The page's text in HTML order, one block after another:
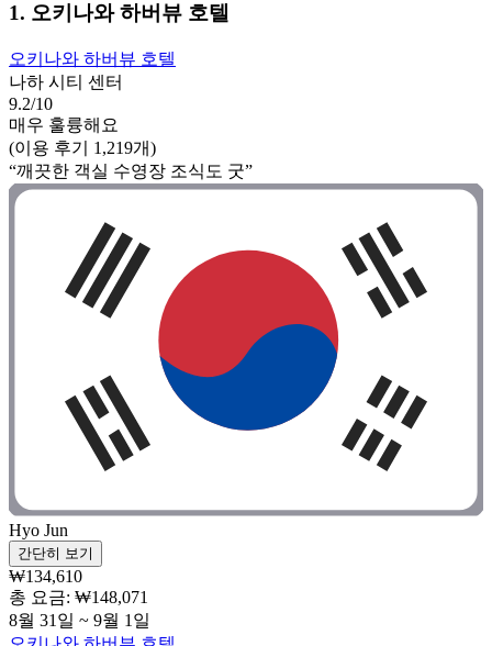
1. 오키나와 하버뷰 호텔
오키나와 하버뷰 호텔
나하 시티 센터
9.2/10
매우 훌륭해요
(이용 후기 1,219개)
“깨끗한 객실 수영장 조식도 굿”
Hyo Jun
간단히 보기
₩134,610
총 요금: ₩148,071
8월 31일 ~ 9월 1일